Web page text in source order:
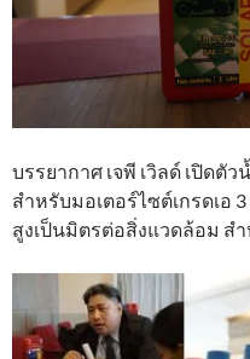
บรรยากาศ เจพี เวิลด์ เปิดตั
สำหรับมอเตอร์ไซต์เกรดเ
สูงเป็นมิตรต่อสิ่งแวดล้อม ส